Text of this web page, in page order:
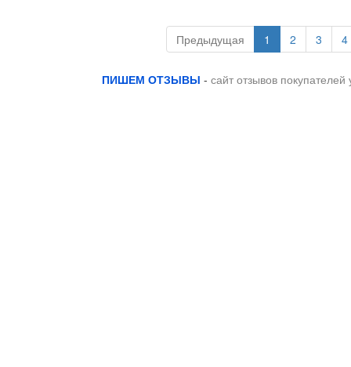
Предыдущая 1 2 3 4
ПИШЕМ ОТЗЫВЫ - сайт отзывов покупателей